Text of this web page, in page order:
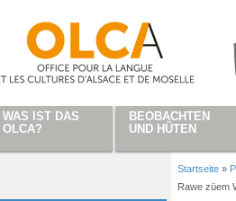
Sie sind
Startseite »
Rawe züem
WAS IST DAS
OLCA?
BEOBACHTEN
UND HÜTEN